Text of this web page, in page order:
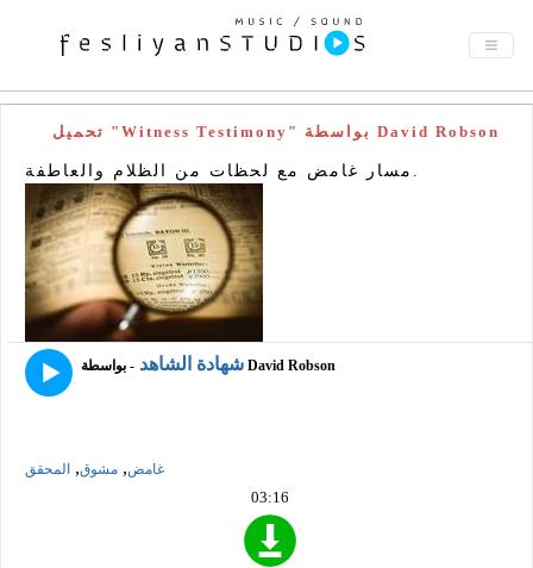
تحميل "Witness Testimony" بواسطة David Robson
مسار غامض مع لحظات من الظلام والعاطفة.
شهادة الشاهد - بواسطة David Robson
غامض, مشوق,
المحقق
03:16